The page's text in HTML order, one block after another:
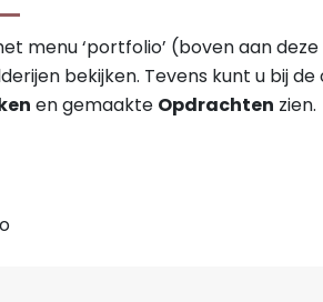
menu ‘portfolio’ (boven aan
bekijken. Tevens kunt u bij de
en gemaakte Opdrachten zien.